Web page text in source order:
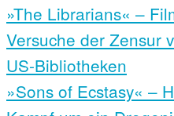
»The Librarians« –
Versuche der Zensur
US-Bibliotheken
»Sons of Ecstasy« –